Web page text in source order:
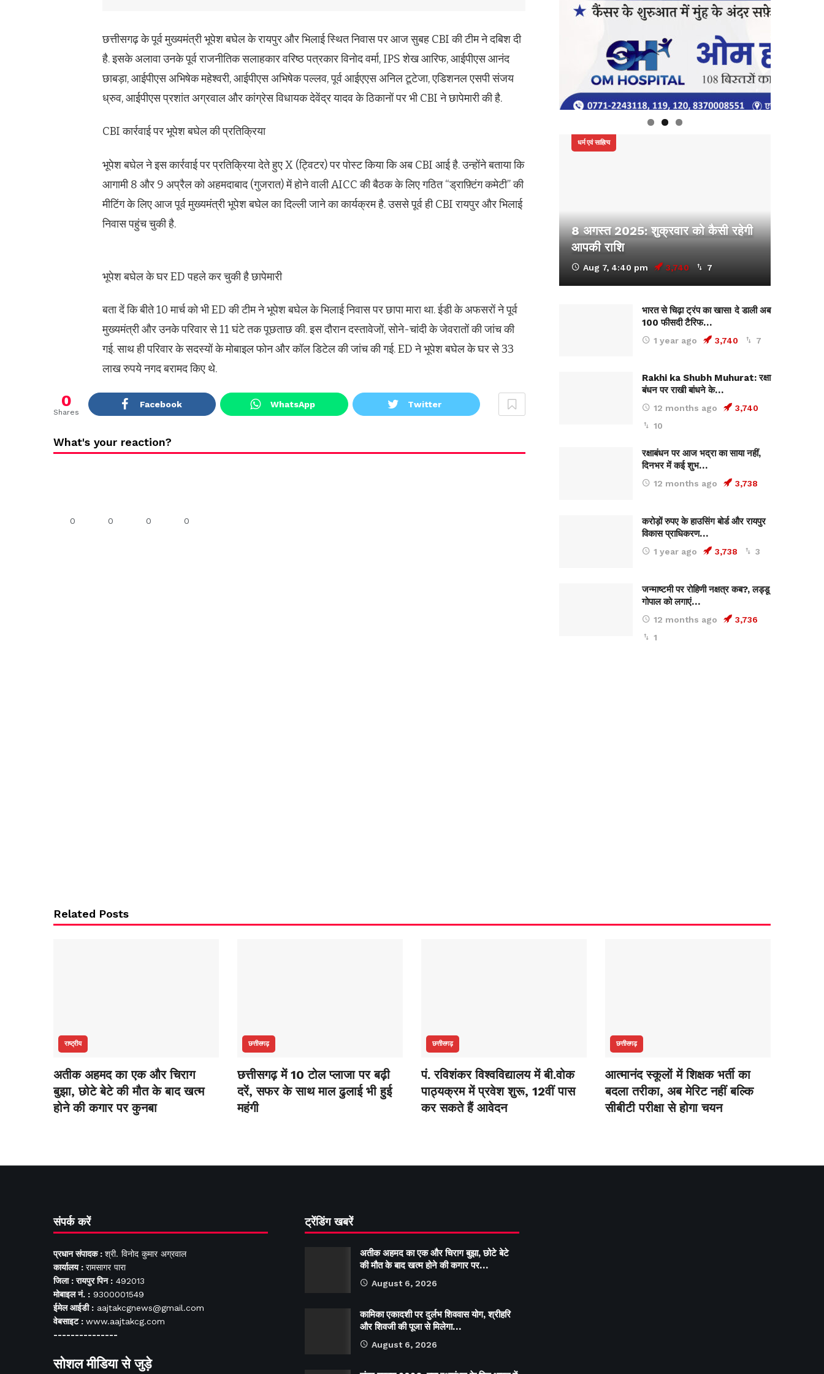
छत्तीसगढ़ के पूर्व मुख्यमंत्री भूपेश बघेल के रायपुर और भिलाई स्थित निवास पर आज सुबह CBI की टीम ने दबिश दी
है. इसके अलावा उनके पूर्व राजनीतिक सलाहकार वरिष्ठ पत्रकार विनोद वर्मा, IPS शेख आरिफ, आईपीएस आनंद
छाबड़ा, आईपीएस अभिषेक महेश्वरी, आईपीएस अभिषेक पल्लव, पूर्व आईएएस अनिल टूटेजा, एडिशनल एसपी संजय
ध्रुव, आईपीएस प्रशांत अग्रवाल और कांग्रेस विधायक देवेंद्र यादव के ठिकानों पर भी CBI ने छापेमारी की है.
CBI कार्रवाई पर भूपेश बघेल की प्रतिक्रिया
भूपेश बघेल ने इस कार्रवाई पर प्रतिक्रिया देते हुए X (ट्विटर) पर पोस्ट किया कि अब CBI आई है. उन्होंने बताया कि
आगामी 8 और 9 अप्रैल को अहमदाबाद (गुजरात) में होने वाली AICC की बैठक के लिए गठित “ड्राफ़्टिंग कमेटी” की
मीटिंग के लिए आज पूर्व मुख्यमंत्री भूपेश बघेल का दिल्ली जाने का कार्यक्रम है. उससे पूर्व ही CBI रायपुर और भिलाई
निवास पहुंच चुकी है.
भूपेश बघेल के घर ED पहले कर चुकी है छापेमारी
बता दें कि बीते 10 मार्च को भी ED की टीम ने भूपेश बघेल के भिलाई निवास पर छापा मारा था. ईडी के अफसरों ने पूर्व
मुख्यमंत्री और उनके परिवार से 11 घंटे तक पूछताछ की. इस दौरान दस्तावेजों, सोने-चांदी के जेवरातों की जांच की
गई. साथ ही परिवार के सदस्यों के मोबाइल फोन और कॉल डिटेल की जांच की गई. ED ने भूपेश बघेल के घर से 33
लाख रुपये नगद बरामद किए थे.
0
Shares
Facebook WhatsApp Twitter
What's your reaction?
0 0 0 0
धर्म एवं साहित्य
8 अगस्त 2025: शुक्रवार को कैसी रहेगी
आपकी राशि
Aug 7, 4:40 pm 3,740 7
भारत से चिढ़ा ट्रंप का खास! दे डाली अब
100 फीसदी टैरिफ…
1 year ago 3,740 7
Rakhi ka Shubh Muhurat: रक्षा
बंधन पर राखी बांधने के…
12 months ago
3,740
10
रक्षाबंधन पर आज भद्रा का साया नहीं,
दिनभर में कई शुभ…
12 months ago 3,738
करोड़ों रुपए के हाउसिंग बोर्ड और रायपुर
विकास प्राधिकरण…
1 year ago 3,738 3
जन्माष्टमी पर रोहिणी नक्षत्र कब?, लड्डू
गोपाल को लगाएं…
12 months ago
3,736
1
Related Posts
राष्ट्रीय
अतीक अहमद का एक और चिराग
बुझा, छोटे बेटे की मौत के बाद खत्म
होने की कगार पर कुनबा
छत्तीसगढ़
छत्तीसगढ़ में 10 टोल प्लाजा पर बढ़ी
दरें, सफर के साथ माल ढुलाई भी हुई
महंगी
छत्तीसगढ़
पं. रविशंकर विश्वविद्यालय में बी.वोक
पाठ्यक्रम में प्रवेश शुरू, 12वीं पास
कर सकते हैं आवेदन
छत्तीसगढ़
आत्मानंद स्कूलों में शिक्षक भर्ती का
बदला तरीका, अब मेरिट नहीं बल्कि
सीबीटी परीक्षा से होगा चयन
संपर्क करें
प्रधान संपादक : श्री. विनोद कुमार अग्रवाल
कार्यालय : रामसागर पारा
जिला : रायपुर पिन : 492013
मोबाइल नं. : 9300001549
ईमेल आईडी : aajtakcgnews@gmail.com
वेबसाइट : www.aajtakcg.com
---------------
सोशल मीडिया से जुड़े
ट्रेंडिंग खबरें
अतीक अहमद का एक और चिराग बुझा, छोटे बेटे
की मौत के बाद खत्म होने की कगार पर…
August 6, 2026
कामिका एकादशी पर दुर्लभ शिववास योग, श्रीहरि
और शिवजी की पूजा से मिलेगा…
August 6, 2026